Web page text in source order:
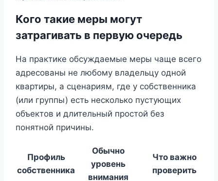
Кого такие меры могут
затрагивать в первую очередь
На практике обсуждаемые меры чаще всего
адресованы не любому владельцу одной
квартиры, а сценариям, где у собственника
(или группы) есть несколько пустующих
объектов и длительный простой без
понятной причины.
Профиль
собственника
Обычно
уровень
внимания
Что важно
проверить